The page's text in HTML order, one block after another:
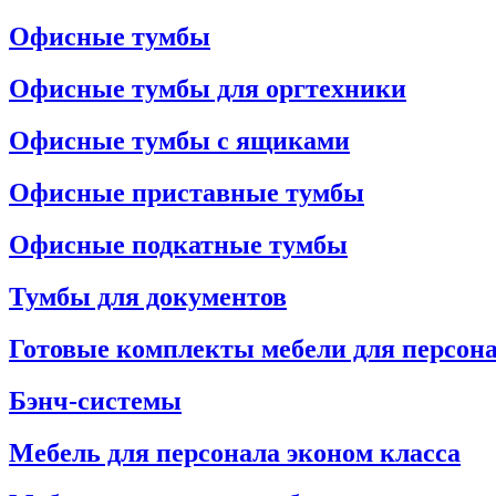
Офисные тумбы
Офисные тумбы для оргтехники
Офисные тумбы с ящиками
Офисные приставные тумбы
Офисные подкатные тумбы
Тумбы для документов
Готовые комплекты мебели для
Бэнч-системы
Мебель для персонала эконом класса